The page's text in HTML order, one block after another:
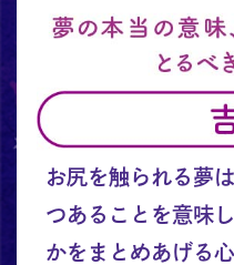
お尻を触られる夢
つあることを意味
かをまとめあげる